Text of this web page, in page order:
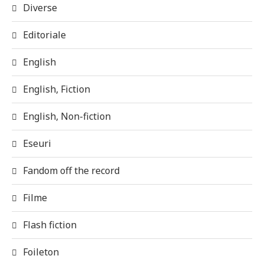
Diverse
Editoriale
English
English, Fiction
English, Non-fiction
Eseuri
Fandom off the record
Filme
Flash fiction
Foileton